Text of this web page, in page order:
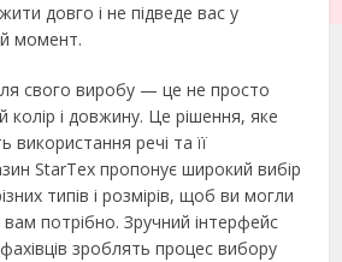
довго і не підведе вас у
момент.
свого виробу — це не просто
колір і довжину. Це рішення, яке
використання речі та її
StarTex пропонує широкий вибір
типів і розмірів, щоб ви могли
потрібно. Зручний інтерфейс
зроблять процес вибору